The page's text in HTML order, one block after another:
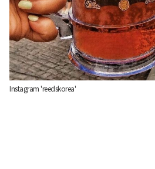
Instagram 'reedskorea'